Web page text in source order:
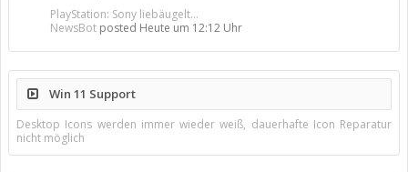
PlayStation: Sony liebäugelt...
NewsBot posted Heute um 12:12 Uhr
Win 11 Support
Desktop Icons werden immer wieder weiß, dauerhafte Icon Reparatur
nicht möglich